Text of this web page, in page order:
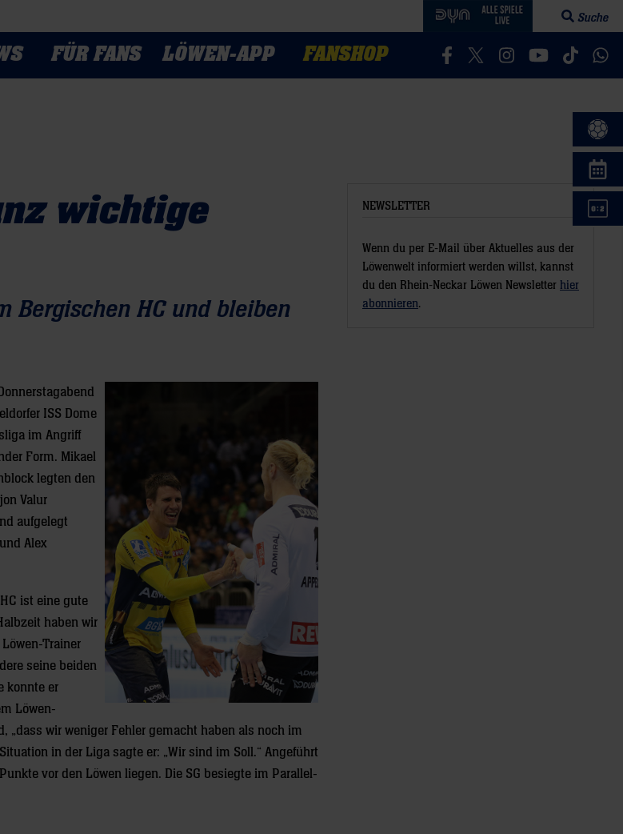
Suchfeld
Suche
FÜR FANS LÖWEN-APP FANSHOP Besucht uns auf Facebook
Besucht uns auf Twitter
Besucht uns auf
Besucht uns
Besucht
wichtige
Bergischen HC und bleiben
ISS Dome
im Angriff
Form. Mikael
legten den
Valur
aufgelegt
Alex
ist eine gute
haben wir
Trainer
seine beiden
konnte er
Löwen-
„dass wir weniger Fehler gemacht haben als noch im
in der Liga sagte er: „Wir sind im Soll.“ Angeführt
vor den Löwen liegen. Die SG besiegte im Parallel-
NEWSLETTER
Wenn du per E-Mail über Aktuelles aus der
Löwenwelt informiert werden willst, kannst
du den Rhein-Neckar Löwen Newsletter hier
abonnieren.